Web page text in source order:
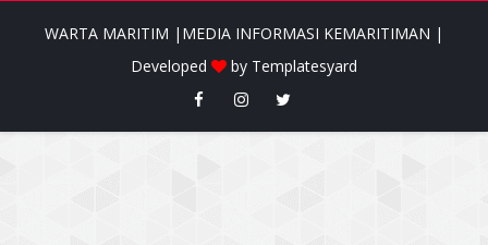
WARTA MARITIM |MEDIA INFORMASI KEMARITIMAN |
Developed
by Templatesyard